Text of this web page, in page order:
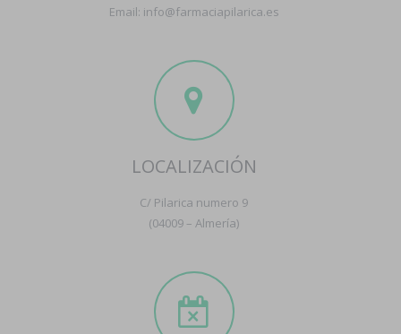
Email: info@farmaciapilarica.es
LOCALIZACIÓN
C/ Pilarica numero 9
(04009 – Almería)